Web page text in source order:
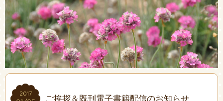
索
2017
2017 ご挨拶＆既刊電子書籍配信のお知らせ